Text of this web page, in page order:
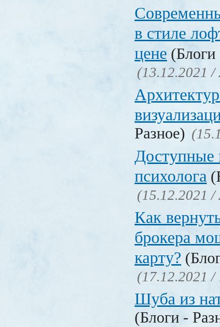
в стиле
цене (Блоги
(13.12.2021 /
Разное)
Доступные
психолога
(15.12.2021 /
Как
брокера
карту?
(17.12.2021 /
Шуба из
(Блоги -